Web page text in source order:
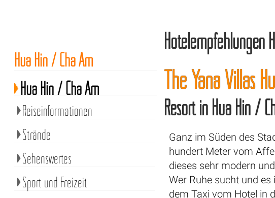
Hotelempfehlungen
The Yana Villas
Resort in Hua Hin /
Ganz im Süden des
hundert Meter vom
dieses sehr modern
Wer Ruhe sucht und
dem Taxi vom Hotel in
Hua Hin / Cha Am
Hua Hin / Cha Am
Reiseinformationen
Strände
Sehenswertes
Sport und Freizeit